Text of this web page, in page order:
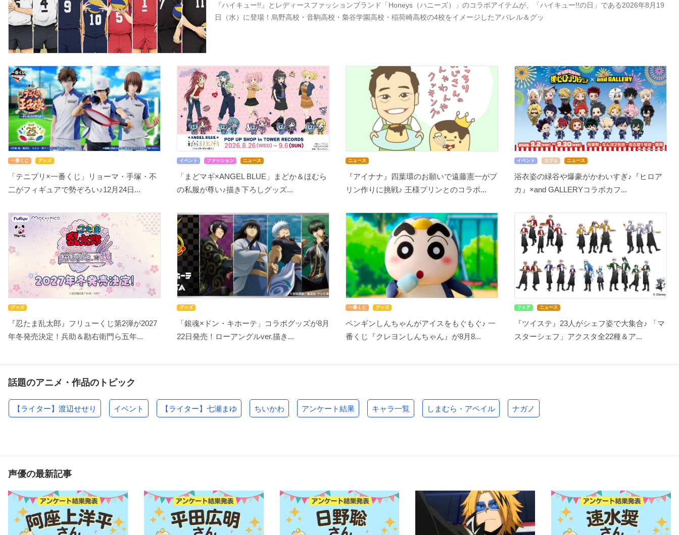
『ハイキュー!!』とレディースファッションブランド「Honeys（ハニーズ）」のコラボアイテムが、「ハイキュー!!の日」である2026年8月19
日（水）に登場！烏野高校・音駒高校・梟谷学園高校・稲荷崎高校の4校をイメージしたアパレル＆グッ
一番くじ グッズ
「テニプリ×一番くじ」リョーマ・手塚・不
二がフィギュアで勢ぞろい♪12月24日...
イベント ファッション ニュース
「まどマギ×ANGEL BLUE」まどか＆ほむら
の私服が尊い♪描き下ろしグッズ...
ニュース
『アイナナ』四葉環のお願いで遠藤憲一がプ
リン作りに挑戦♪ 王様プリンとのコラボ...
イベント カフェ ニュース
浴衣姿の緑谷や爆豪がかわいすぎ♪『ヒロア
カ』×and GALLERYコラボカフ...
グッズ
『忍たま乱太郎』フリューくじ第2弾が2027
年冬発売決定！兵助＆勘右衛門ら五年...
グッズ
「銀魂×ドン・キホーテ」コラボグッズが8月
22日発売！ローアングルver.描き...
一番くじ グッズ
ペンギンしんちゃんがアイスをもぐもぐ♪ 一
番くじ『クレヨンしんちゃん』が8月8...
フェア ニュース
『ツイステ』23人がシェフ姿で大集合♪ 「マ
スターシェフ」アクスタ全22種＆ア...
話題のアニメ・作品のトピック
【ライター】渡辺せせり イベント 【ライター】七瀬まゆ ちいかわ アンケート結果 キャラ一覧 しまむら・アベイル ナガノ
声優の最新記事